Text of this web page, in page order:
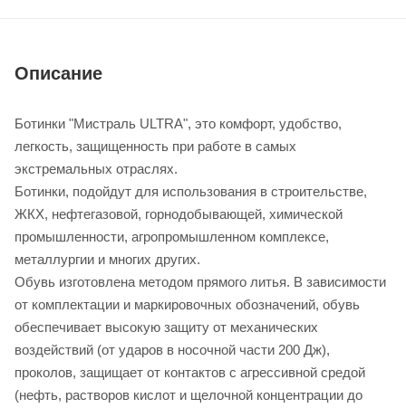
Описание
Ботинки "Мистраль ULTRA", это комфорт, удобство,
легкость, защищенность при работе в самых
экстремальных отраслях.
Ботинки, подойдут для использования в строительстве,
ЖКХ, нефтегазовой, горнодобывающей, химической
промышленности, агропромышленном комплексе,
металлургии и многих других.
Обувь изготовлена методом прямого литья. В зависимости
от комплектации и маркировочных обозначений, обувь
обеспечивает высокую защиту от механических
воздействий (от ударов в носочной части 200 Дж),
проколов, защищает от контактов с агрессивной средой
(нефть, растворов кислот и щелочной концентрации до